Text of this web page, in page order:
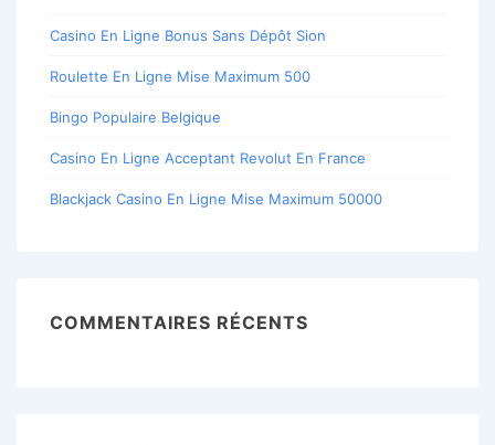
Casino En Ligne Bonus Sans Dépôt Sion
Roulette En Ligne Mise Maximum 500
Bingo Populaire Belgique
Casino En Ligne Acceptant Revolut En France
Blackjack Casino En Ligne Mise Maximum 50000
COMMENTAIRES RÉCENTS